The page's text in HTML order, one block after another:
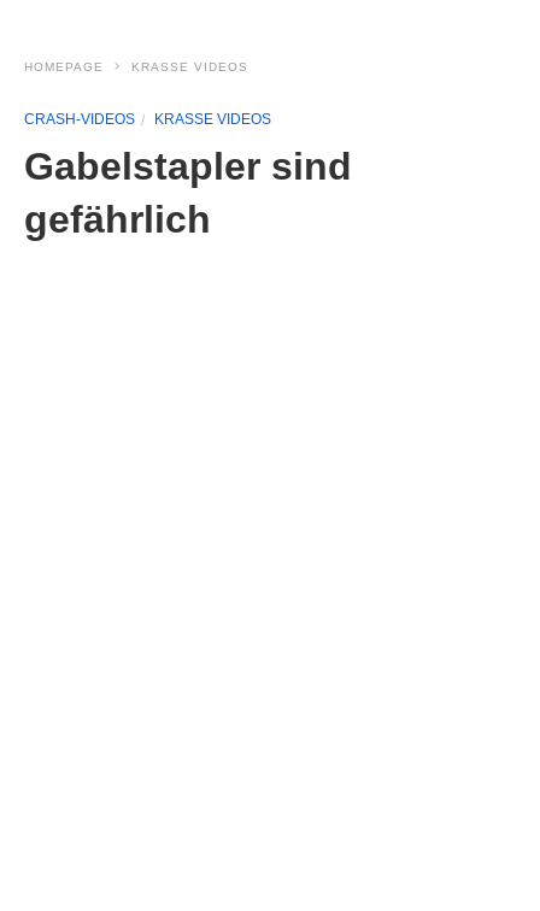
HOMEPAGE KRASSE VIDEOS
CRASH-VIDEOS KRASSE VIDEOS
Gabelstapler sind
gefährlich